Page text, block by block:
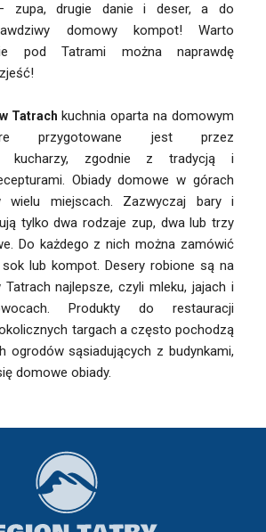
zupa, drugie danie i deser, a do
domowy kompot! Warto
pod Tatrami można naprawdę
Tatrach kuchnia oparta na domowym
przygotowane jest przez
kucharzy, zgodnie z tradycją i
Obiady domowe w górach
miejscach. Zazwyczaj bary i
tylko dwa rodzaje zup, dwa lub trzy
Do każdego z nich można zamówić
lub kompot. Desery robione są na
najlepsze, czyli mleku, jajach i
Produkty do restauracji
targach a często pochodzą
ogrodów sąsiadujących z budynkami,
domowe obiady.